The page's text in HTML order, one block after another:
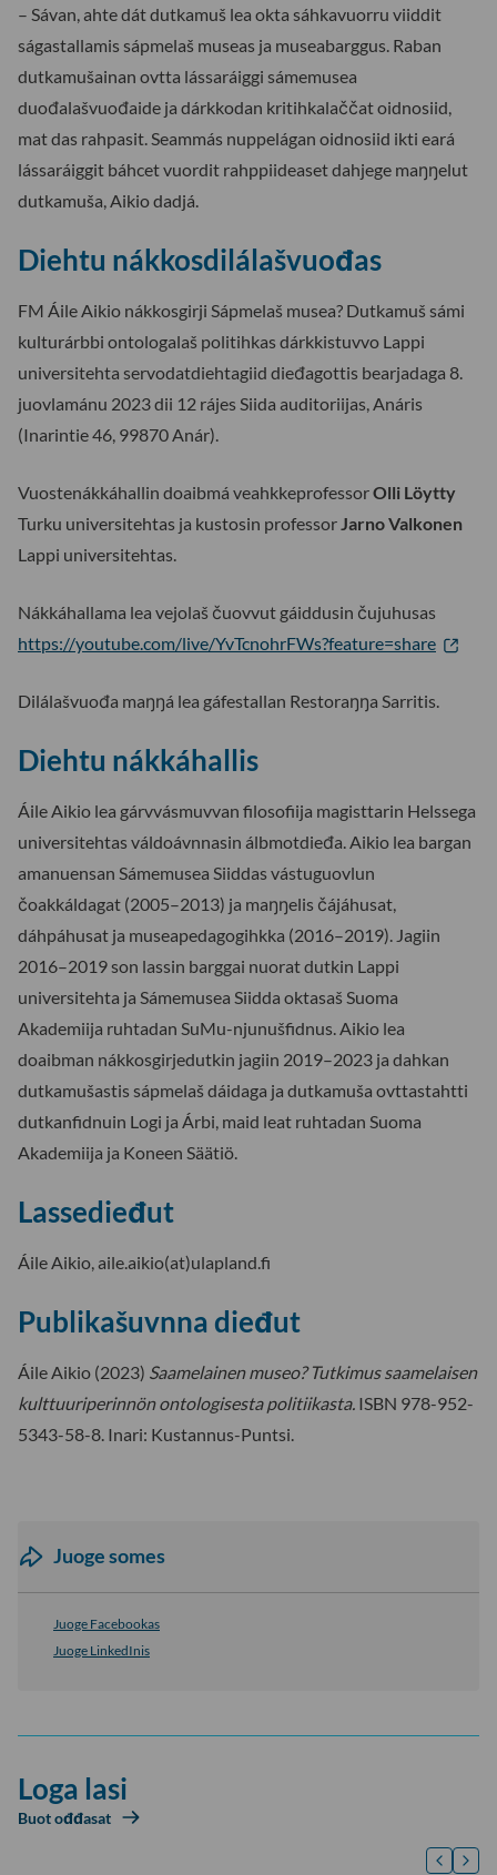
– Sávan, ahte dát dutkamuš lea okta sáhkavuorru viiddit
ságastallamis sápmelaš museas ja museabarggus. Raban
dutkamušainan ovtta lássaráiggi sámemusea
duođalašvuođaide ja dárkkodan kritihkalaččat oidnosiid,
mat das rahpasit. Seammás nuppelágan oidnosiid ikti eará
lássaráiggit báhcet vuordit rahppiideaset dahjege maŋŋelut
dutkamuša, Aikio dadjá.
Diehtu nákkosdilálašvuođas
FM Áile Aikio nákkosgirji Sápmelaš musea? Dutkamuš sámi
kulturárbbi ontologalaš politihkas dárkkistuvvo Lappi
universitehta servodatdiehtagiid dieđagottis bearjadaga 8.
juovlamánu 2023 dii 12 rájes Siida auditoriijas, Anáris
(Inarintie 46, 99870 Anár).
Vuostenákkáhallin doaibmá veahkkeprofessorOlli Löytty
Turku universitehtas ja kustosin professor Jarno Valkonen
Lappi universitehtas.
Nákkáhallama lea vejolaš čuovvut gáiddusin čujuhusas
https://youtube.com/live/YvTcnohrFWs?feature=share
Dilálašvuođa maŋŋá lea gáfestallan Restoraŋŋa Sarritis.
Diehtu nákkáhallis
Áile Aikio lea gárvvásmuvvan filosofiija magisttarin Helssega
universitehtas váldoávnnasin álbmotdieđa. Aikio lea bargan
amanuensan Sámemusea Siiddas vástuguovlun
čoakkáldagat (2005–2013) ja maŋŋelis čájáhusat,
dáhpáhusat ja museapedagogihkka (2016–2019). Jagiin
2016–2019 son lassin barggai nuorat dutkin Lappi
universitehta ja Sámemusea Siidda oktasaš Suoma
Akademiija ruhtadan SuMu-njunušfidnus. Aikio lea
doaibman nákkosgirjedutkin jagiin 2019–2023 ja dahkan
dutkamušastis sápmelaš dáidaga ja dutkamuša ovttastahtti
dutkanfidnuin Logi ja Árbi, maid leat ruhtadan Suoma
Akademiija ja Koneen Säätiö.
Lassedieđut
Áile Aikio, aile.aikio(at)ulapland.fi
Publikašuvnna dieđut
Áile Aikio (2023) Saamelainen museo? Tutkimus saamelaisen
kulttuuriperinnön ontologisesta politiikasta. ISBN 978-952-
5343-58-8. Inari: Kustannus-Puntsi.
Juoge somes
Juoge Facebookas
Juoge LinkedInis
Loga lasi
Buot ođđasat